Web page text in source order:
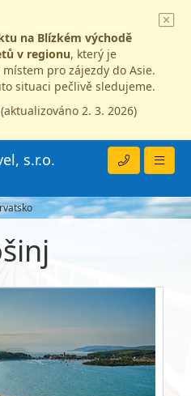
na Blízkém východě
v regionu, který je
pro zájezdy do Asie.
situaci pečlivě sledujeme.
(aktualizováno 2. 3. 2026)
s.r.o.